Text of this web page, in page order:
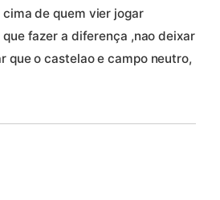
de quem vier jogar
fazer a diferença ,nao deixar
que o castelao e campo neutro,